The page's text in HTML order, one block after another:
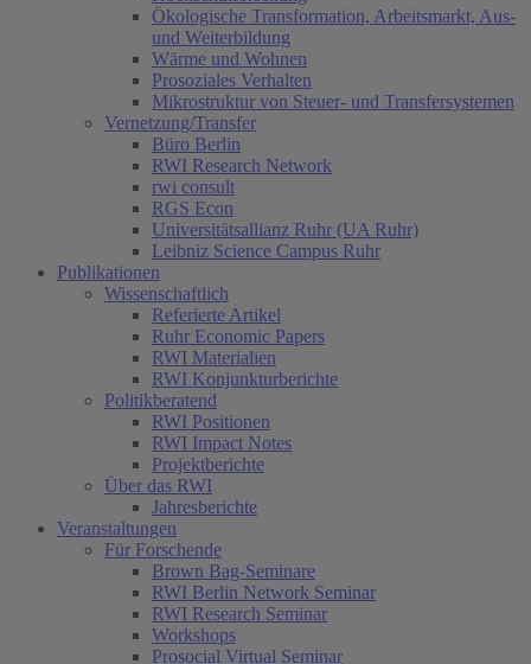
Ökologische Transformation, Arbeitsmarkt, Aus-
und Weiterbildung
Wärme und Wohnen
Prosoziales Verhalten
Mikrostruktur von Steuer- und Transfersystemen
Vernetzung/Transfer
Büro Berlin
RWI Research Network
rwi consult
RGS Econ
Universitätsallianz Ruhr (UA Ruhr)
Leibniz Science Campus Ruhr
Publikationen
Wissenschaftlich
Referierte Artikel
Ruhr Economic Papers
RWI Materialien
RWI Konjunkturberichte
Politikberatend
RWI Positionen
RWI Impact Notes
Projektberichte
Über das RWI
Jahresberichte
Veranstaltungen
Für Forschende
Brown Bag-Seminare
RWI Berlin Network Seminar
RWI Research Seminar
Workshops
Prosocial Virtual Seminar